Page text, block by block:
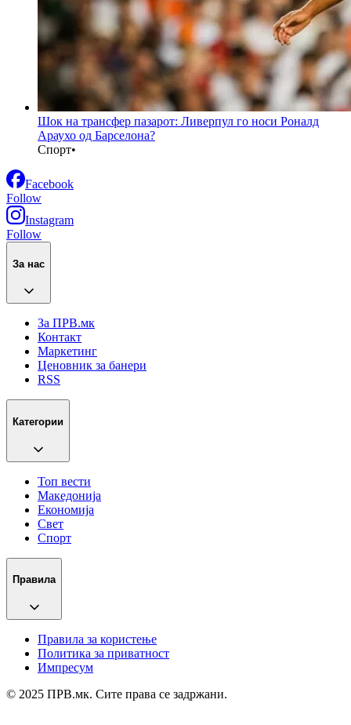
Шок на трансфер пазарот: Ливерпул го носи Роналд
Араухо од Барселона?
Спорт•
Facebook
Follow
Instagram
Follow
За нас
За ПРВ.мк
Контакт
Маркетинг
Ценовник за банери
RSS
Категории
Топ вести
Македонија
Економија
Свет
Спорт
Правила
Правила за користење
Политика за приватност
Импресум
© 2025 ПРВ.мк. Сите права се задржани.